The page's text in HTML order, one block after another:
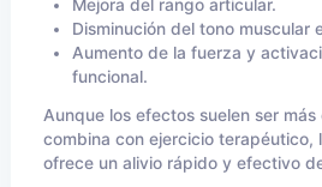
Mejora del rango articular.
Disminución del tono muscular
Aumento de la fuerza y
funcional.
Aunque los efectos suelen ser
combina con ejercicio terapéutico,
ofrece un alivio rápido y efectivo